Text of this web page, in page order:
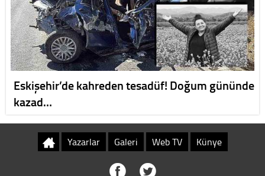
Eskişehir’de kahreden tesadüf! Doğum gününde
kazad…
Yazarlar Galeri Web TV Künye